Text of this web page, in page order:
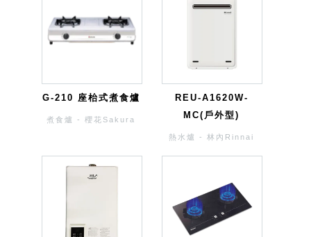
G-210 座枱式煮食爐
煮食爐 - 櫻花Sakura
REU-A1620W-
MC(戶外型)
熱水爐 - 林內Rinnai